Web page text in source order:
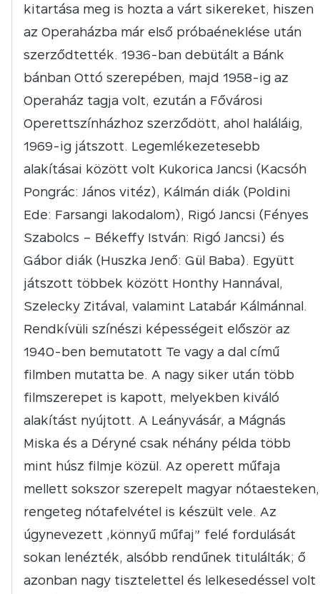
kitartása meg is hozta a várt sikereket, hiszen
az Operaházba már első próbaéneklése után
szerződtették. 1936-ban debütált a Bánk
bánban Ottó szerepében, majd 1958-ig az
Operaház tagja volt, ezután a Fővárosi
Operettszínházhoz szerződött, ahol haláláig,
1969-ig játszott. Legemlékezetesebb
alakításai között volt Kukorica Jancsi (Kacsóh
Pongrác: János vitéz), Kálmán diák (Poldini
Ede: Farsangi lakodalom), Rigó Jancsi (Fényes
Szabolcs – Békeffy István: Rigó Jancsi) és
Gábor diák (Huszka Jenő: Gül Baba). Együtt
játszott többek között Honthy Hannával,
Szelecky Zitával, valamint Latabár Kálmánnal.
Rendkívüli színészi képességeit először az
1940-ben bemutatott Te vagy a dal című
filmben mutatta be. A nagy siker után több
filmszerepet is kapott, melyekben kiváló
alakítást nyújtott. A Leányvásár, a Mágnás
Miska és a Déryné csak néhány példa több
mint húsz filmje közül. Az operett műfaja
mellett sokszor szerepelt magyar nótaesteken,
rengeteg nótafelvétel is készült vele. Az
úgynevezett „könnyű műfaj” felé fordulását
sokan lenézték, alsóbb rendűnek titulálták; ő
azonban nagy tisztelettel és lelkesedéssel volt